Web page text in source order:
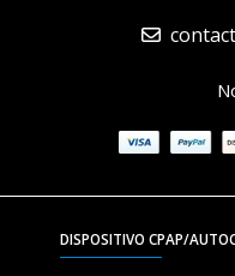
DISPOSITIVO CPAP/